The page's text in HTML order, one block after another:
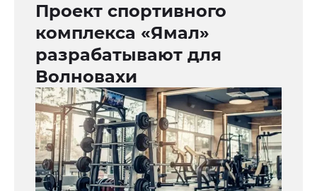
Проект спортивного
комплекса «Ямал»
разрабатывают для
Волновахи